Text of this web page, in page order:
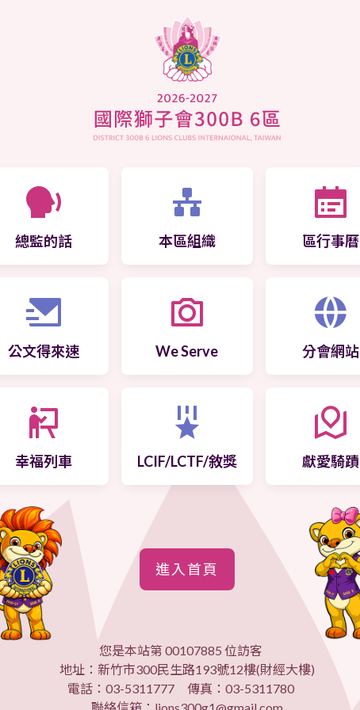
總監的話 本區組織 區行事曆
公文得來速 We Serve 分會網站
幸福列車 LCIF/LCTF/敘獎 獻愛騎蹟
進入首頁
您是本站第 00107885 位訪客
地址：新竹市300民生路193號12樓(財經大樓)
電話：03-5311777 傳真：03-5311780